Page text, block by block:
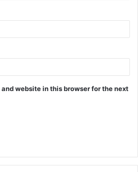
website in this browser for the next